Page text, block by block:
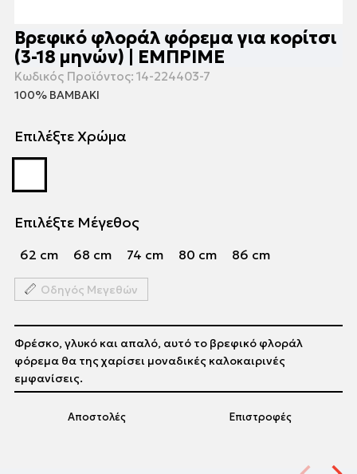
Βρεφικό φλοράλ φόρεμα για κορίτσι
(3-18 μηνών) | ΕΜΠΡΙΜΕ
Κωδικός Προϊόντος: 14-224403-7
100% ΒΑΜΒΑΚΙ
Επιλέξτε Χρώμα
Επιλέξτε Μέγεθος
62 cm 68 cm 74 cm 80 cm 86 cm
Οδηγός Μεγεθών
Αποστολές Επιστροφές
Φρέσκο, γλυκό και απαλό, αυτό το βρεφικό φλοράλ
φόρεμα θα της χαρίσει μοναδικές καλοκαιρινές
εμφανίσεις.